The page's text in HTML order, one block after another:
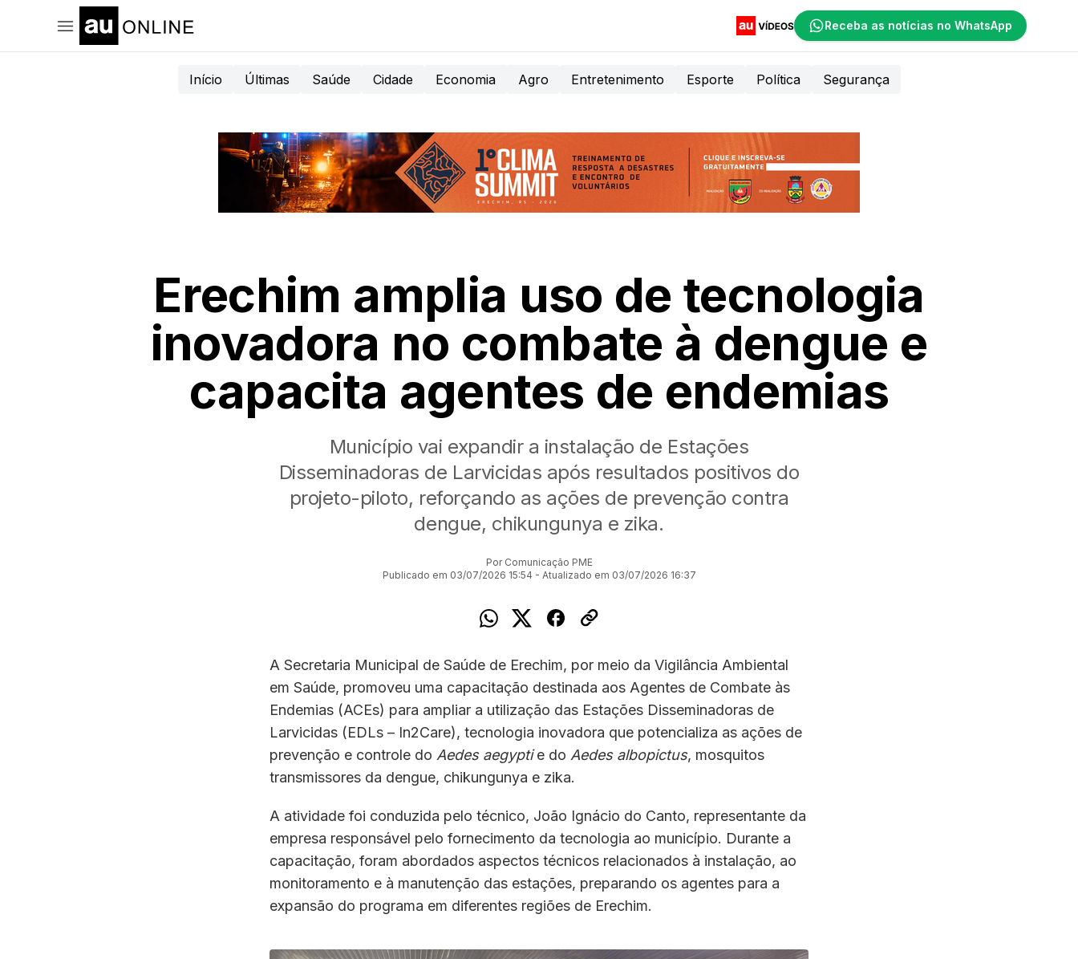
Receba as notícias no WhatsApp
Início Últimas Saúde Cidade Economia Agro Entretenimento Esporte Política Segurança
Erechim amplia uso de tecnologia
inovadora no combate à dengue e
capacita agentes de endemias
Município vai expandir a instalação de Estações
Disseminadoras de Larvicidas após resultados positivos do
projeto-piloto, reforçando as ações de prevenção contra
dengue, chikungunya e zika.
Por Comunicação PME
Publicado em 03/07/2026 15:54 - Atualizado em 03/07/2026 16:37
A Secretaria Municipal de Saúde de Erechim, por meio da Vigilância Ambiental
em Saúde, promoveu uma capacitação destinada aos Agentes de Combate às
Endemias (ACEs) para ampliar a utilização das Estações Disseminadoras de
Larvicidas (EDLs – In2Care), tecnologia inovadora que potencializa as ações de
prevenção e controle do Aedes aegyptie do Aedes albopictus, mosquitos
transmissores da dengue, chikungunya e zika.
A atividade foi conduzida pelo técnico, João Ignácio do Canto, representante da
empresa responsável pelo fornecimento da tecnologia ao município. Durante a
capacitação, foram abordados aspectos técnicos relacionados à instalação, ao
monitoramento e à manutenção das estações, preparando os agentes para a
expansão do programa em diferentes regiões de Erechim.